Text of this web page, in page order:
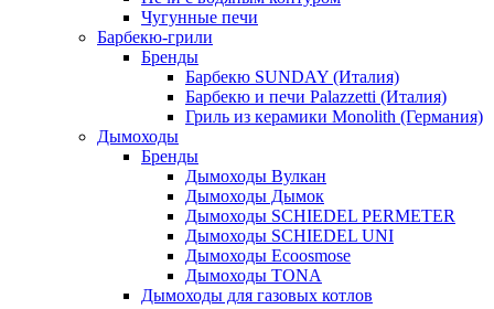
Чугунные печи
Барбекю-грили
Бренды
Барбекю SUNDAY (Италия)
Барбекю и печи Palazzetti (Италия)
Гриль из керамики Monolith (Германия)
Дымоходы
Бренды
Дымоходы Вулкан
Дымоходы Дымок
Дымоходы SCHIEDEL PERMETER
Дымоходы SCHIEDEL UNI
Дымоходы Ecoosmose
Дымоходы TONA
Дымоходы для газовых котлов